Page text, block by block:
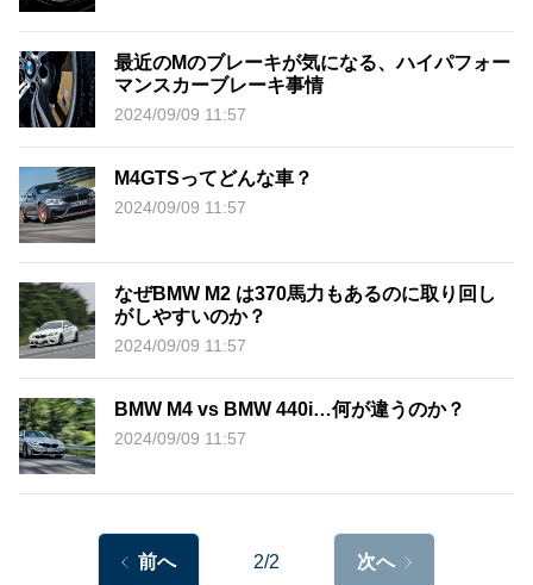
最近のMのブレーキが気になる、ハイパフォー
マンスカーブレーキ事情
2024/09/09 11:57
M4GTSってどんな車？
2024/09/09 11:57
なぜBMW M2 は370馬力もあるのに取り回し
がしやすいのか？
2024/09/09 11:57
BMW M4 vs BMW 440i…何が違うのか？
2024/09/09 11:57
前へ 2/2 次へ